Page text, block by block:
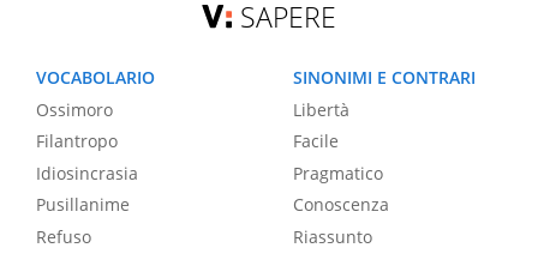
SAPERE
VOCABOLARIO
Ossimoro
Filantropo
Idiosincrasia
Pusillanime
Refuso
SINONIMI E CONTRARI
Libertà
Facile
Pragmatico
Conoscenza
Riassunto